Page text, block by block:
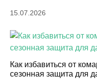
15.07.2026
Как избавиться от
сезонная защита для